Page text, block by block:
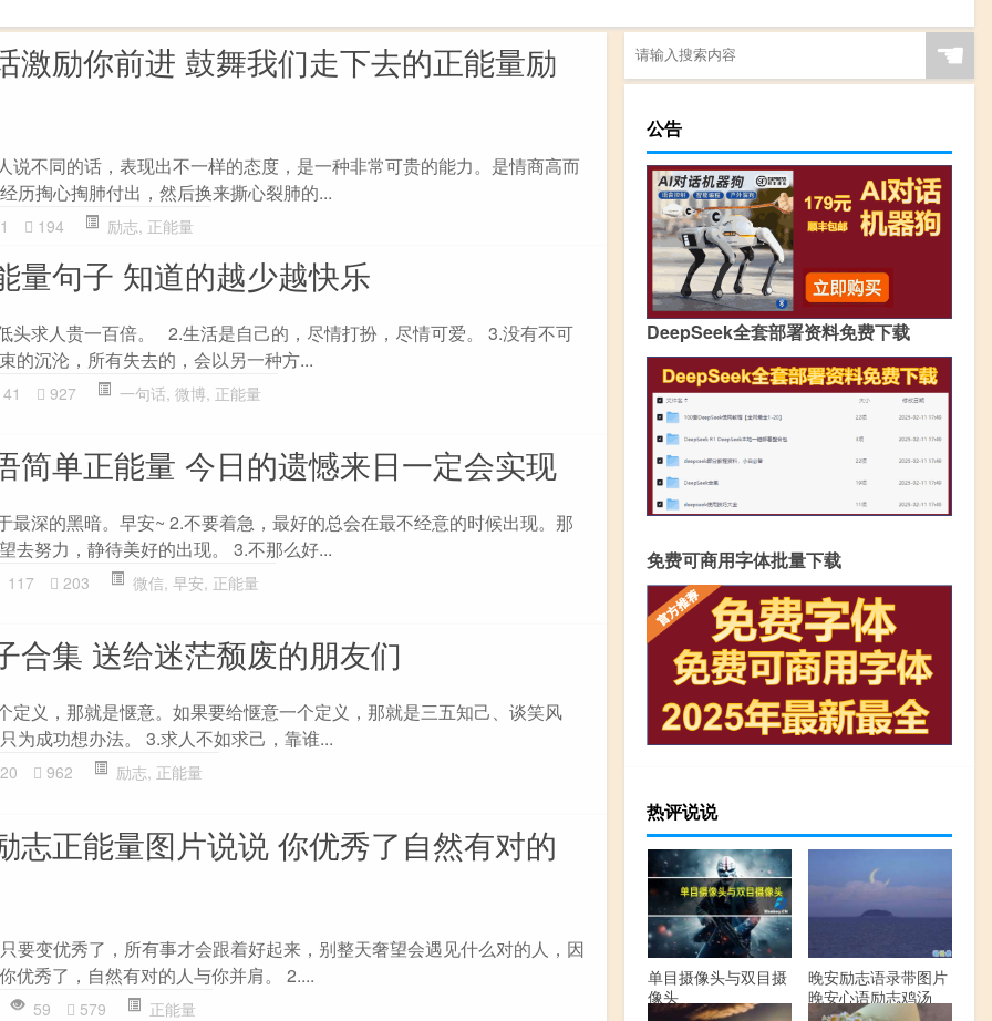
激励你前进 鼓舞我们走下去的正能量励
说不同的话，表现出不一样的态度，是一种非常可贵的能力。是情商高而
历掏心掏肺付出，然后换来撕心裂肺的...
194 励志, 正能量
量句子 知道的越少越快乐
头求人贵一百倍。 2.生活是自己的，尽情打扮，尽情可爱。 3.没有不可
的沉沦，所有失去的，会以另一种方...
41 927 一句话, 微博, 正能量
简单正能量 今日的遗憾来日一定会实现
最深的黑暗。早安~ 2.不要着急，最好的总会在最不经意的时候出现。那
去努力，静待美好的出现。 3.不那么好...
117 203 微信, 早安, 正能量
合集 送给迷茫颓废的朋友们
定义，那就是惬意。如果要给惬意一个定义，那就是三五知己、谈笑风
为成功想办法。 3.求人不如求己，靠谁...
962 励志, 正能量
志正能量图片说说 你优秀了自然有对的
要变优秀了，所有事才会跟着好起来，别整天奢望会遇见什么对的人，因
优秀了，自然有对的人与你并肩。 2....
59 579 正能量
☚
公告
DeepSeek全套部署资料免费下载
免费可商用字体批量下载
热评说说
单目摄像头与双目摄
像头
晚安励志语录带图片
晚安心语励志鸡汤